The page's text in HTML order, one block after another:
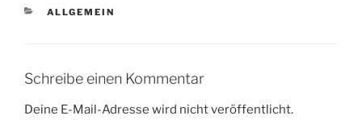
KATEGORIEN
ALLGEMEIN
Schreibe einen Kommentar
Deine E-Mail-Adresse wird nicht veröffentlicht.